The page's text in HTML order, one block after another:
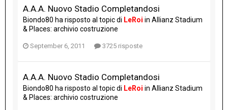
A.A.A. Nuovo Stadio Completandosi
Biondo80 ha risposto al topic di LeRoi in Allianz Stadium
& Places: archivio costruzione
September 6, 2011 3725 risposte
A.A.A. Nuovo Stadio Completandosi
Biondo80 ha risposto al topic di LeRoi in Allianz Stadium
& Places: archivio costruzione